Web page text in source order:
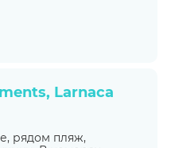
Larnaca
рядом пляж,